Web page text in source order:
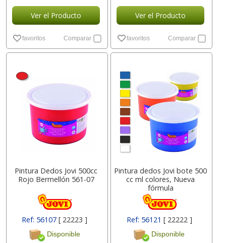
Ver el Producto
favoritos Comparar
Ver el Producto
favoritos Comparar
Pintura Dedos Jovi 500cc
Rojo Bermellón 561-07
Ref: 56107[ 22223 ]
Disponible
Pintura dedos Jovi bote 500
cc ml colores, Nueva
fórmula
Ref: 56121 [ 22222 ]
Disponible